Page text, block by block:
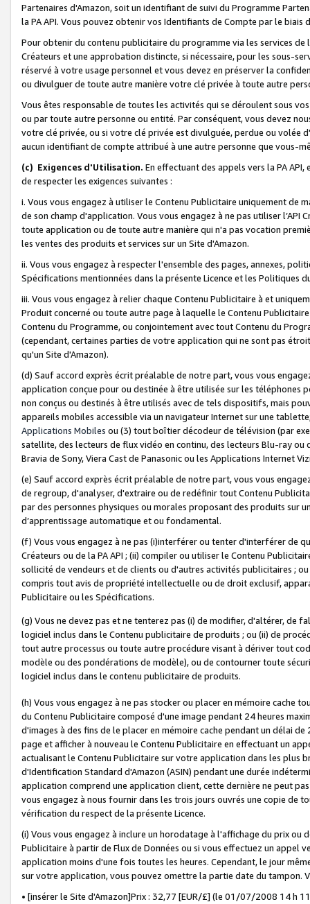
Partenaires d'Amazon, soit un identifiant de suivi du Programme
la PA API. Vous pouvez obtenir vos Identifiants de Compte par le biais
Pour obtenir du contenu publicitaire du programme via les services
Créateurs et une approbation distincte, si nécessaire, pour les sous-
réservé à votre usage personnel et vous devez en préserver la
ou divulguer de toute autre manière votre clé privée à toute autre
Vous êtes responsable de toutes les activités qui se déroulent sous
ou par toute autre personne ou entité. Par conséquent, vous devez
votre clé privée, ou si votre clé privée est divulguée, perdue ou volée
aucun identifiant de compte attribué à une autre personne que vous-
(c) Exigences d'Utilisation. En effectuant des appels vers la PA
de respecter les exigences suivantes :
i. Vous vous engagez à utiliser le Contenu Publicitaire uniquement de
de son champ d'application. Vous vous engagez à ne pas utiliser l’API
toute application ou de toute autre manière qui n'a pas vocation
les ventes des produits et services sur un Site d'Amazon.
ii. Vous vous engagez à respecter l'ensemble des pages, annexes,
Spécifications mentionnées dans la présente Licence et les Politiques
iii. Vous vous engagez à relier chaque Contenu Publicitaire à et
Produit concerné ou toute autre page à laquelle le Contenu
Contenu du Programme, ou conjointement avec tout Contenu du
(cependant, certaines parties de votre application qui ne sont pas
qu'un Site d'Amazon).
(d) Sauf accord exprès écrit préalable de notre part, vous vous
application conçue pour ou destinée à être utilisée sur les téléphones
non conçus ou destinés à être utilisés avec de tels dispositifs, mais
appareils mobiles accessible via un navigateur Internet sur une
Applications Mobiles ou (3) tout boîtier décodeur de télévision (par
satellite, des lecteurs de flux vidéo en continu, des lecteurs Blu-ray
Bravia de Sony, Viera Cast de Panasonic ou les Applications Internet
(e) Sauf accord exprès écrit préalable de notre part, vous vous
de regroup, d'analyser, d'extraire ou de redéfinir tout Contenu
par des personnes physiques ou morales proposant des produits sur
d’apprentissage automatique et ou fondamental.
(f) Vous vous engagez à ne pas (i)interférer ou tenter d'interférer de
Créateurs ou de la PA API ; (ii) compiler ou utiliser le Contenu
sollicité de vendeurs et de clients ou d'autres activités publicitaires ;
compris tout avis de propriété intellectuelle ou de droit exclusif,
Publicitaire ou les Spécifications.
(g) Vous ne devez pas et ne tenterez pas (i) de modifier, d'altérer, de
logiciel inclus dans le Contenu publicitaire de produits ; ou (ii) de
tout autre processus ou toute autre procédure visant à dériver tout
modèle ou des pondérations de modèle), ou de contourner toute
logiciel inclus dans le contenu publicitaire de produits.
(h) Vous vous engagez à ne pas stocker ou placer en mémoire cache
du Contenu Publicitaire composé d'une image pendant 24 heures
d'images à des fins de le placer en mémoire cache pendant un délai
page et afficher à nouveau le Contenu Publicitaire en effectuant un
actualisant le Contenu Publicitaire sur votre application dans les plus
d'Identification Standard d'Amazon (ASIN) pendant une durée
application comprend une application client, cette dernière ne peut
vous engagez à nous fournir dans les trois jours ouvrés une copie de
vérification du respect de la présente Licence.
(i) Vous vous engagez à inclure un horodatage à l'affichage du prix
Publicitaire à partir de Flux de Données ou si vous effectuez un appel
application moins d'une fois toutes les heures. Cependant, le jour
sur votre application, vous pouvez omettre la partie date du tampon.
• [insérer le Site d'Amazon]Prix : 32,77 [EUR/£] (le 01/07/2008 14 h